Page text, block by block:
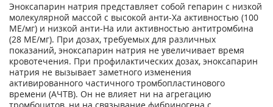
Эноксапарин натрия представляет собой гепарин с низкой
молекулярной массой с высокой анти-Ха активностью (100
МЕ/мг) и низкой анти-На или активностью антитромбина
(28 МЕ/мг). При дозах, требуемых для различных
показаний, эноксапарин натрия не увеличивает время
кровотечения. При профилактических дозах, эноксапарин
натрия не вызывает заметного изменения
активированного частичного тромбопластинового
времени (АЧТВ). Он не влияет ни на агрегацию